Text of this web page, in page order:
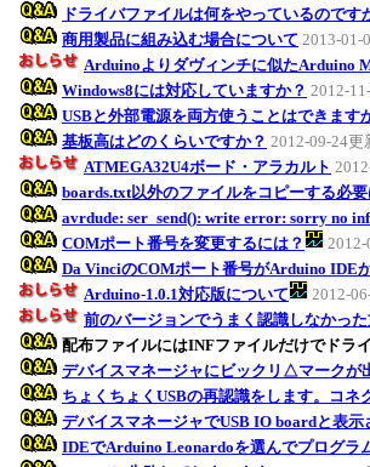
ドライバファイルは何をやっているのです
商用製品に組み込む場合について 2013-01-
Arduinoよりダヴィンチに似たArduino
Windows8には対応していますか？ 2012-
USBと外部電源を両方使うことはできます
基板高はどのくらいですか？ 2012-09-24更
ATMEGA32U4ボード・アラカルト
boards.txt以外のファイルをコピーする必
avrdude: ser_send(): write error: sorry no
COMポート番号を変更するには？
2012-
Da VinciのCOMポート番号がArduino IDE
Arduino-1.0.1対応版について
2012-
前のバージョンでうまく認識しなかっ
配布ファイルにはINFファイルだけでドラ
デバイスマネージャにビックリ△マークが
ちょくちょくUSBの再認識をします。コネ
デバイスマネージャでUSB IO boardと表
IDEでArduino Leonardoを選んでプログラ